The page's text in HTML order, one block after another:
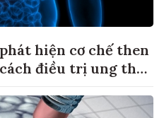
hiện cơ chế then
điều trị ung thư